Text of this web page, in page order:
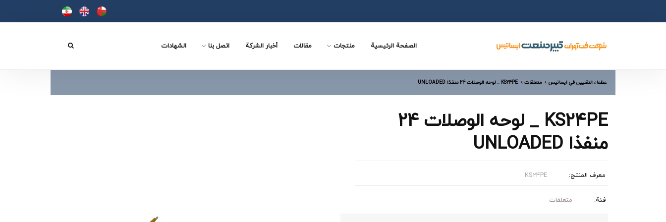
الصفحة الرئيسية منتجات مقالات أخبار الشركة اتصل بنا الشهادات
عظماء التقنيين في ایساتیس متعلقات KS24PE _ لوحه الوصلات 24 منفذا UNLOADED
KS24PE _ لوحه الوصلات 24
منفذا UNLOADED
معرف المنتج: KS24PE
فئة: متعلقات